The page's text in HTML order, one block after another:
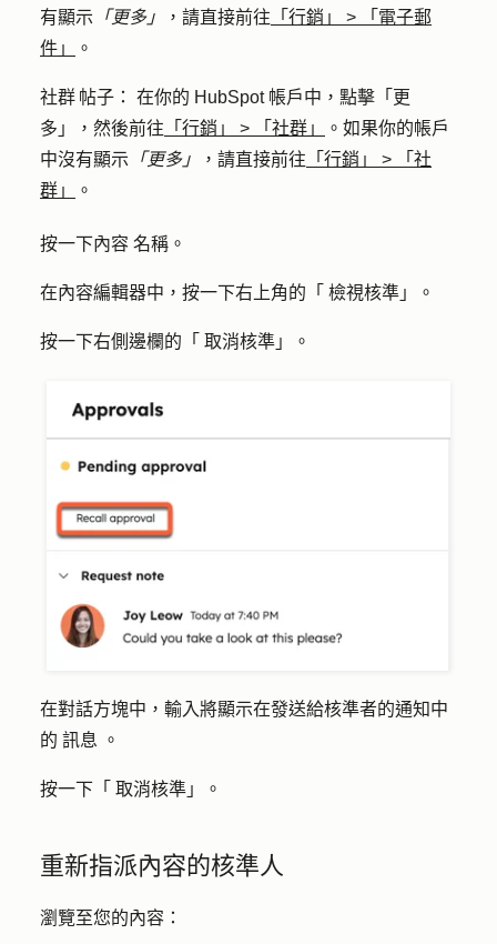
有顯示 「更多」 ，請直接前往 「行銷」 >
「電子郵
件」
。
社群 帖子 ： 在你的 HubSpot 帳戶中，點擊 「更
多」
，然後前往 「行銷」 > 「社群」
。如果你的帳戶
中沒有顯示 「更多」 ，請直接前往 「行銷」 >
「社
群」
。
按一下內容 名稱 。
在內容編輯器中，按一下右上角的 「 檢視核準 」。
按一下右側邊欄的「 取消核準 」 。
在對話方塊中，輸入將顯示在發送給核準者的通知中
的 訊息 。
按一下「 取消核準」 。
重新指派內容的核準人
瀏覽至您的內容：